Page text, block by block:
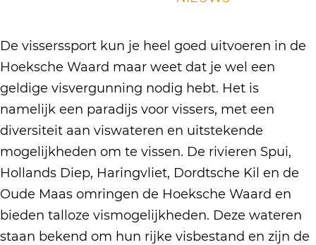
De visserssport kun je heel goed uitvoeren in de
Hoeksche Waard maar weet dat je wel een
geldige visvergunning nodig hebt. Het is
namelijk een paradijs voor vissers, met een
diversiteit aan viswateren en uitstekende
mogelijkheden om te vissen. De rivieren Spui,
Hollands Diep, Haringvliet, Dordtsche Kil en de
Oude Maas omringen de Hoeksche Waard en
bieden talloze vismogelijkheden. Deze wateren
staan bekend om hun rijke visbestand en zijn de